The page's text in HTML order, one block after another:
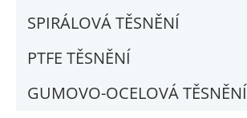
SPIRÁLOVÁ TĚSNĚNÍ
PTFE TĚSNĚNÍ
GUMOVO-OCELOVÁ TĚSNĚNÍ